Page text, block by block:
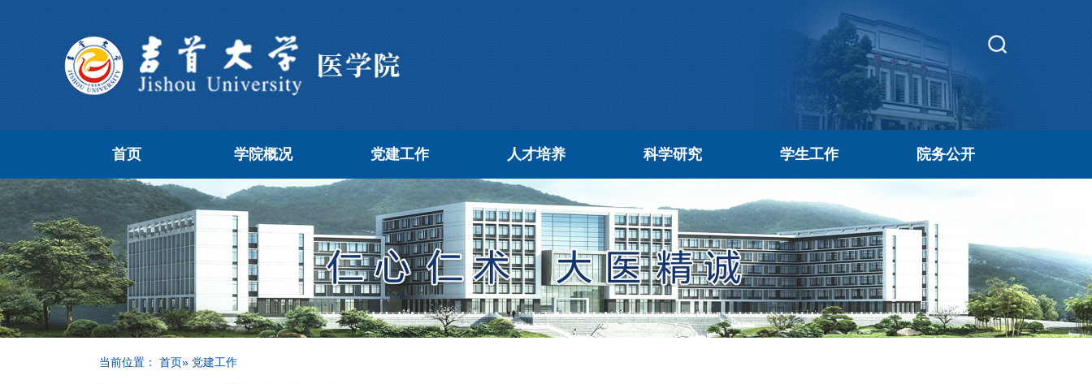
首页 学院概况 党建工作 人才培养 科学研究 学生工作 院务公开
当前位置： 首页» 党建工作